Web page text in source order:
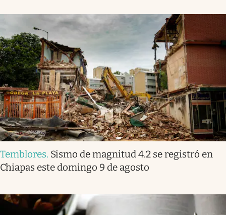
Temblores. Sismo de magnitud 4.2 se registró en
Chiapas este domingo 9 de agosto